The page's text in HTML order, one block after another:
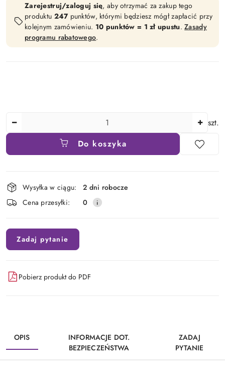
Zarejestruj/zaloguj się, aby otrzymać za zakup tego
produktu 247punktów, którymi będziesz mógł zapłacić przy
kolejnym zamówieniu. 10 punktów = 1 zł upustu.Zasady
programu rabatowego.
szt.
Do koszyka
Dostępność
i
dostawa
Wysyłka w ciągu:
2 dni robocze
Cena przesyłki:
0
Zadaj pytanie
Pobierz produkt do PDF
OPIS
INFORMACJE DOT.
BEZPIECZEŃSTWA
ZADAJ
PYTANIE